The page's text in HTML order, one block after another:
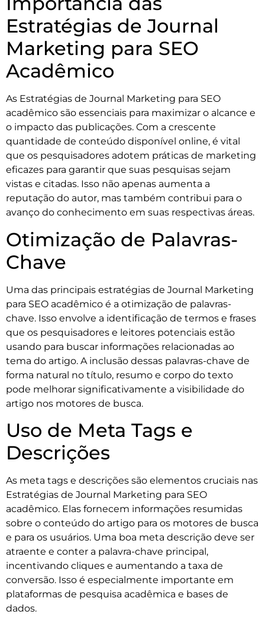
Estratégias de Journal
Marketing para SEO
Acadêmico
As Estratégias de Journal Marketing para SEO
acadêmico são essenciais para maximizar o alcance e
o impacto das publicações. Com a crescente
quantidade de conteúdo disponível online, é vital
que os pesquisadores adotem práticas de marketing
eficazes para garantir que suas pesquisas sejam
vistas e citadas. Isso não apenas aumenta a
reputação do autor, mas também contribui para o
avanço do conhecimento em suas respectivas áreas.
Otimização de Palavras-
Chave
Uma das principais estratégias de Journal Marketing
para SEO acadêmico é a otimização de palavras-
chave. Isso envolve a identificação de termos e frases
que os pesquisadores e leitores potenciais estão
usando para buscar informações relacionadas ao
tema do artigo. A inclusão dessas palavras-chave de
forma natural no título, resumo e corpo do texto
pode melhorar significativamente a visibilidade do
artigo nos motores de busca.
Uso de Meta Tags e
Descrições
As meta tags e descrições são elementos cruciais nas
Estratégias de Journal Marketing para SEO
acadêmico. Elas fornecem informações resumidas
sobre o conteúdo do artigo para os motores de busca
e para os usuários. Uma boa meta descrição deve ser
atraente e conter a palavra-chave principal,
incentivando cliques e aumentando a taxa de
conversão. Isso é especialmente importante em
plataformas de pesquisa acadêmica e bases de
dados.